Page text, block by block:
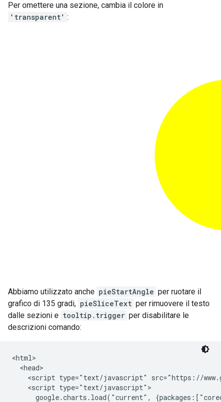
Per omettere una sezione, cambia il colore in
'transparent' :
Abbiamo utilizzato anche pieStartAngle per ruotare il
grafico di 135 gradi, pieSliceText per rimuovere il testo
dalle sezioni e tooltip.trigger per disabilitare le
descrizioni comando:
<html>
  <head>
<script type="text/javascript" src="https://
    <script type="text/javascript">
google.charts.load("current",